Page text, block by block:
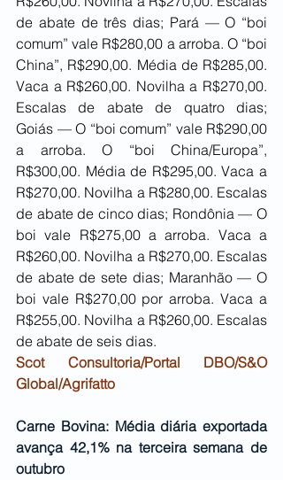
de abate de três dias; Pará — O “boi
comum” vale R$280,00 a arroba. O “boi
China”, R$290,00. Média de R$285,00.
Vaca a R$260,00. Novilha a R$270,00.
Escalas de abate de quatro dias;
Goiás — O “boi comum” vale R$290,00
a arroba. O “boi China/Europa”,
R$300,00. Média de R$295,00. Vaca a
R$270,00. Novilha a R$280,00. Escalas
de abate de cinco dias; Rondônia — O
boi vale R$275,00 a arroba. Vaca a
R$260,00. Novilha a R$270,00. Escalas
de abate de sete dias; Maranhão — O
boi vale R$270,00 por arroba. Vaca a
R$255,00. Novilha a R$260,00. Escalas
de abate de seis dias.
Scot Consultoria/Portal DBO/S&O
Global/Agrifatto
Carne Bovina: Média diária exportada
avança 42,1% na terceira semana de
outubro